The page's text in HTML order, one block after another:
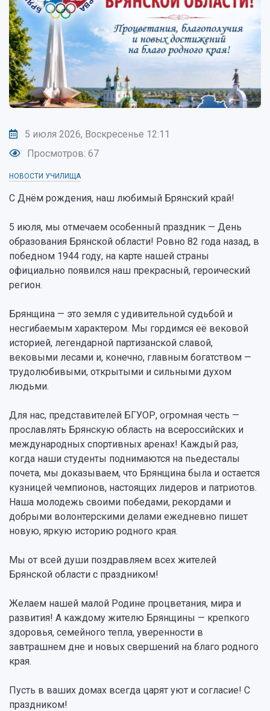
5 июля 2026, Воскресенье 12:11
Просмотров: 67
НОВОСТИ УЧИЛИЩА
С Днём рождения, наш любимый Брянский край!
5 июля, мы отмечаем особенный праздник — День
образования Брянской области! Ровно 82 года назад, в
победном 1944 году, на карте нашей страны
официально появился наш прекрасный, героический
регион.
Брянщина — это земля с удивительной судьбой и
несгибаемым характером. Мы гордимся её вековой
историей, легендарной партизанской славой,
вековыми лесами и, конечно, главным богатством —
трудолюбивыми, открытыми и сильными духом
людьми.
Для нас, представителей БГУОР, огромная честь —
прославлять Брянскую область на всероссийских и
международных спортивных аренах! Каждый раз,
когда наши студенты поднимаются на пьедесталы
почета, мы доказываем, что Брянщина была и остается
кузницей чемпионов, настоящих лидеров и патриотов.
Наша молодежь своими победами, рекордами и
добрыми волонтерскими делами ежедневно пишет
новую, яркую историю родного края.
Мы от всей души поздравляем всех жителей
Брянской области с праздником!
Желаем нашей малой Родине процветания, мира и
развития! А каждому жителю Брянщины — крепкого
здоровья, семейного тепла, уверенности в
завтрашнем дне и новых свершений на благо родного
края.
Пусть в ваших домах всегда царят уют и согласие! С
праздником!